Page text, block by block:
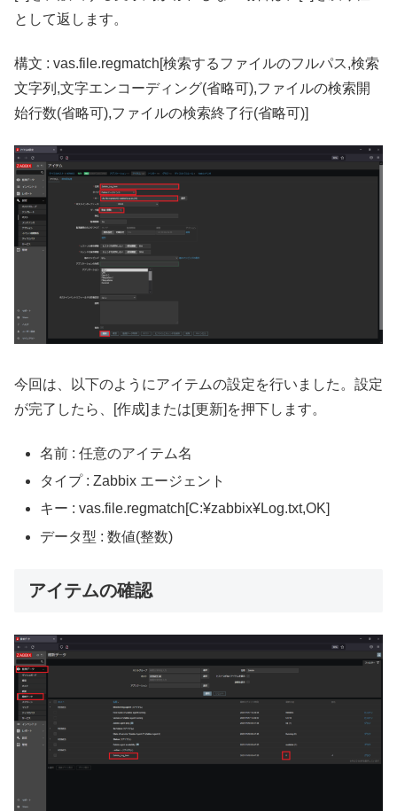
として返します。
構文 : vas.file.regmatch[検索するファイルのフルパス,検索
文字列,文字エンコーディング(省略可),ファイルの検索開
始行数(省略可),ファイルの検索終了行(省略可)]
今回は、以下のようにアイテムの設定を行いました。設定
が完了したら、[作成]または[更新]を押下します。
名前 : 任意のアイテム名
タイプ : Zabbix エージェント
キー : vas.file.regmatch[C:¥zabbix¥Log.txt,OK]
データ型 : 数値(整数)
アイテムの確認